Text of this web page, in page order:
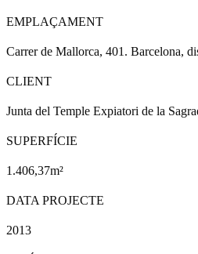
EMPLAÇAMENT
Carrer de Mallorca, 401. Barcelona,
CLIENT
Junta del Temple Expiatori de la
SUPERFÍCIE
1.406,37m²
DATA PROJECTE
2013